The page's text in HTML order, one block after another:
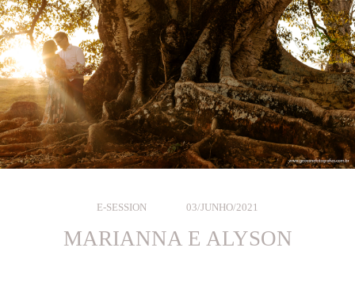
E-SESSION 03/JUNHO/2021
MARIANNA E ALYSON